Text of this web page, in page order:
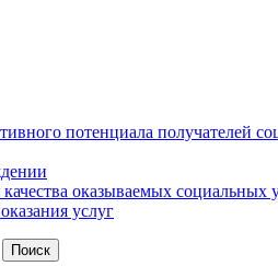
потенциала получателей
оказываемых социальных
услуг